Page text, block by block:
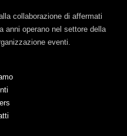
collaborazione di affermati
anni operano nel settore della
eventi.